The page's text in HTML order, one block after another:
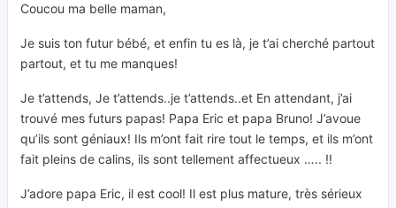
Coucou ma belle maman,
Je suis ton futur bébé, et enfin tu es là, je t’ai cherché partout
partout, et tu me manques!
Je t’attends, Je t’attends..je t’attends..et En attendant, j’ai
trouvé mes futurs papas! Papa Eric et papa Bruno! J’avoue
qu’ils sont géniaux! Ils m’ont fait rire tout le temps, et ils m’ont
fait pleins de calins, ils sont tellement affectueux ….. !!
J’adore papa Eric, il est cool! Il est plus mature, très sérieux